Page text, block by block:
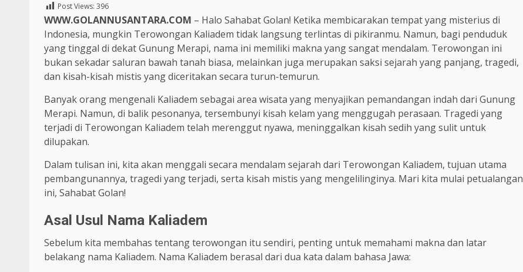
Post Views: 396
WWW.GOLANNUSANTARA.COM – Halo Sahabat Golan! Ketika membicarakan tempat yang misterius di
Indonesia, mungkin Terowongan Kaliadem tidak langsung terlintas di pikiranmu. Namun, bagi penduduk
yang tinggal di dekat Gunung Merapi, nama ini memiliki makna yang sangat mendalam. Terowongan ini
bukan sekadar saluran bawah tanah biasa, melainkan juga merupakan saksi sejarah yang panjang, tragedi,
dan kisah-kisah mistis yang diceritakan secara turun-temurun.
Banyak orang mengenali Kaliadem sebagai area wisata yang menyajikan pemandangan indah dari Gunung
Merapi. Namun, di balik pesonanya, tersembunyi kisah kelam yang menggugah perasaan. Tragedi yang
terjadi di Terowongan Kaliadem telah merenggut nyawa, meninggalkan kisah sedih yang sulit untuk
dilupakan.
Dalam tulisan ini, kita akan menggali secara mendalam sejarah dari Terowongan Kaliadem, tujuan utama
pembangunannya, tragedi yang terjadi, serta kisah mistis yang mengelilinginya. Mari kita mulai petualangan
ini, Sahabat Golan!
Asal Usul Nama Kaliadem
Sebelum kita membahas tentang terowongan itu sendiri, penting untuk memahami makna dan latar
belakang nama Kaliadem. Nama Kaliadem berasal dari dua kata dalam bahasa Jawa: